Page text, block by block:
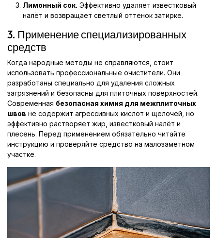
Лимонный сок. Эффективно удаляет известковый
налёт и возвращает светлый оттенок затирке.
3. Применение специализированных
средств
Когда народные методы не справляются, стоит
использовать профессиональные очистители. Они
разработаны специально для удаления сложных
загрязнений и безопасны для плиточных поверхностей.
Современная безопасная химия для межплиточных
швов не содержит агрессивных кислот и щелочей, но
эффективно растворяет жир, известковый налёт и
плесень. Перед применением обязательно читайте
инструкцию и проверяйте средство на малозаметном
участке.